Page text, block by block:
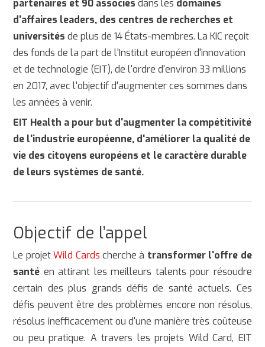
partenaires et 90 associés dans les domaines
d'affaires leaders, des centres de recherches et
universités de plus de 14 États-membres. La KIC reçoit
des fonds de la part de l'Institut européen d'innovation
et de technologie (EIT), de l'ordre d'environ 33 millions
en 2017, avec l'objectif d'augmenter ces sommes dans
les années à venir.
EIT Health a pour but d'augmenter la compétitivité
de l'industrie européenne, d'améliorer la qualité de
vie des citoyens européens et le caractère durable
de leurs systèmes de santé.
Objectif de l’appel
Le projetWild Cards cherche à transformer l'offre de
santé en attirant les meilleurs talents pour résoudre
certain des plus grands défis de santé actuels. Ces
défis peuvent être des problèmes encore non résolus,
résolus inefficacement ou d'une manière très coûteuse
ou peu pratique. A travers les projets Wild Card, EIT